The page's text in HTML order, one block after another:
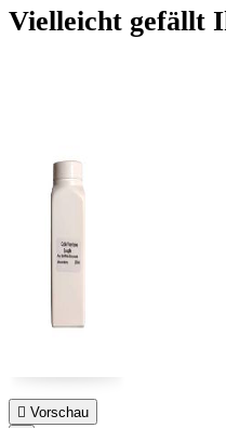
Vielleicht gefällt
 Vorschau